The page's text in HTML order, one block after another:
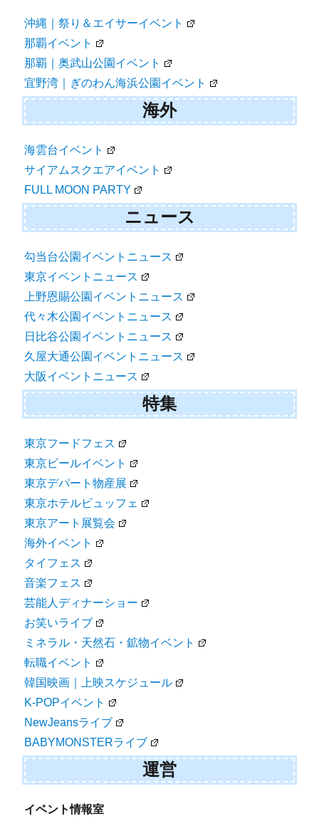
沖縄｜祭り＆エイサーイベント
那覇イベント
那覇｜奥武山公園イベント
宜野湾｜ぎのわん海浜公園イベント
海外
海雲台イベント
サイアムスクエアイベント
FULL MOON PARTY
ニュース
勾当台公園イベントニュース
東京イベントニュース
上野恩賜公園イベントニュース
代々木公園イベントニュース
日比谷公園イベントニュース
久屋大通公園イベントニュース
大阪イベントニュース
特集
東京フードフェス
東京ビールイベント
東京デパート物産展
東京ホテルビュッフェ
東京アート展覧会
海外イベント
タイフェス
音楽フェス
芸能人ディナーショー
お笑いライブ
ミネラル・天然石・鉱物イベント
転職イベント
韓国映画｜上映スケジュール
K-POPイベント
NewJeansライブ
BABYMONSTERライブ
運営
イベント情報室